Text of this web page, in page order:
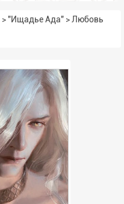
>"Ищадье Ада" > Любовь